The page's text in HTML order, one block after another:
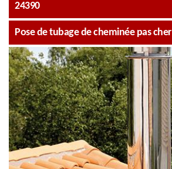
24390
Pose de tubage de cheminée pas cher